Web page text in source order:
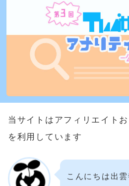
当サイトはアフィリエイト
を利用しています
こんにちは出